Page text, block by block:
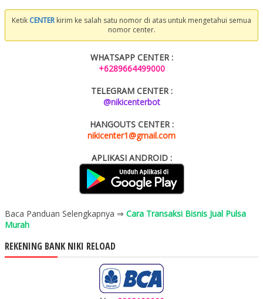
Ketik CENTER kirim ke salah satu nomor di atas untuk mengetahui semua
nomor center.
WHATSAPP CENTER :
+6289664499000
TELEGRAM CENTER :
@nikicenterbot
HANGOUTS CENTER :
nikicenter1@gmail.com
APLIKASI ANDROID :
Baca Panduan Selengkapnya ⇒ Cara Transaksi Bisnis Jual Pulsa
Murah
REKENING BANK NIKI RELOAD